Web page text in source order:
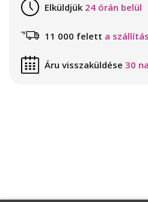
Elküldjük 24 órán belül
11 000 felett a
Áru visszaküldése 30